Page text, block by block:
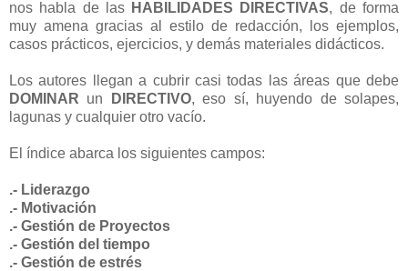
nos habla de las HABILIDADES DIRECTIVAS, de forma
muy amena gracias al estilo de redacción, los ejemplos,
casos prácticos, ejercicios, y demás materiales didácticos.
Los autores llegan a cubrir casi todas las áreas que debe
DOMINAR un DIRECTIVO, eso sí, huyendo de solapes,
lagunas y cualquier otro vacío.
El índice abarca los siguientes campos:
.- Liderazgo
.- Motivación
.- Gestión de Proyectos
.- Gestión del tiempo
.- Gestión de estrés